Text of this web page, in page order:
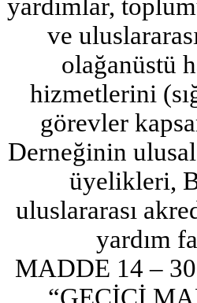
yardımlar,
ve
olağanüstü
hizmetlerini
görevler
Derneğinin
üyelikleri,
uluslararası
yardım
MADDE 14 –